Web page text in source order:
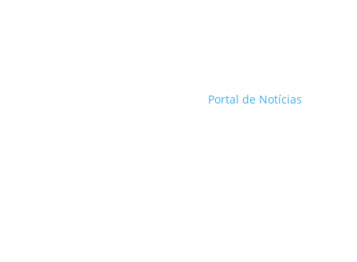
Portal de Notícias